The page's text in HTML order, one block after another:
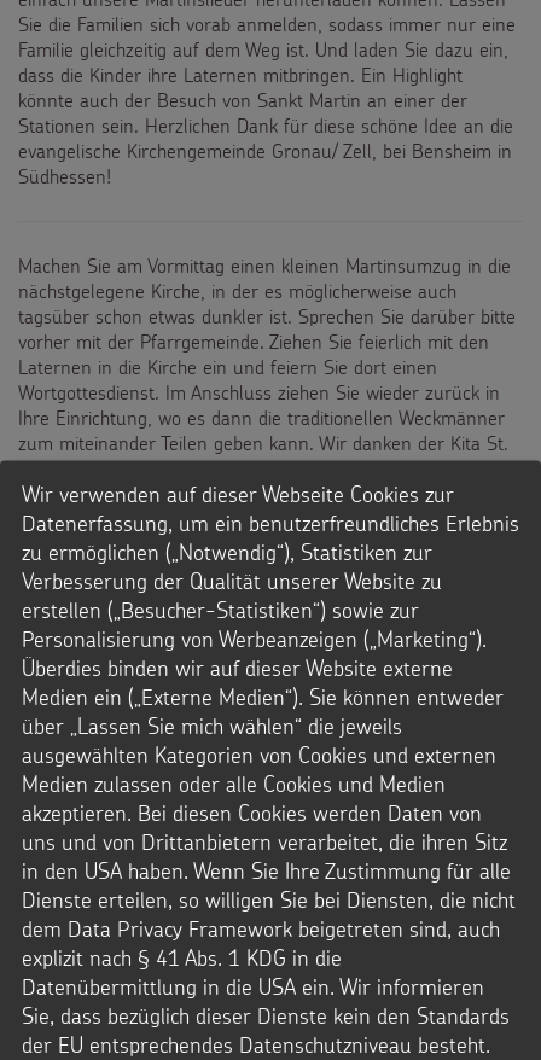
Sie die Familien sich vorab anmelden, sodass immer nur eine
Familie gleichzeitig auf dem Weg ist. Und laden Sie dazu ein,
dass die Kinder ihre Laternen mitbringen. Ein Highlight
könnte auch der Besuch von Sankt Martin an einer der
Stationen sein. Herzlichen Dank für diese schöne Idee an die
evangelische Kirchengemeinde Gronau/ Zell, bei Bensheim in
Südhessen!
Machen Sie am Vormittag einen kleinen Martinsumzug in die
nächstgelegene Kirche, in der es möglicherweise auch
tagsüber schon etwas dunkler ist. Sprechen Sie darüber bitte
vorher mit der Pfarrgemeinde. Ziehen Sie feierlich mit den
Laternen in die Kirche ein und feiern Sie dort einen
Wortgottesdienst. Im Anschluss ziehen Sie wieder zurück in
Ihre Einrichtung, wo es dann die traditionellen Weckmänner
zum miteinander Teilen geben kann. Wir danken der Kita St.
Clemens in Krefeld für diese tolle Idee!
Laden Sie die Kinder am späten Nachmittag ein, in der Kita
vorbeizukommen. Singen Sie im Freien mit ausreichend
Abstand und erzählen Sie die Martinsgeschichte. Vielleicht
kann auch ein Erwachsener im Gewand von Sankt Martin
dazukommen und seine Geschichte erzählen. Diese tolle Idee
haben wir vom Familienzentrum Kita Maria Goretti in
Nideggen – vielen Dank!
Wenn Sie eine Feuerstelle im Garten Ihrer Einrichtung haben,
machen Sie dort ein Martinsfeuer und feiern Sie
gruppenweise mit den Kindern Sankt Martin. Vielleicht haben
Sie genügend Platz und können einen kleinen Martinsumzug
sogar auf dem Außengelände Ihrer Einrichtung machen.
Vielen Dank an das Familienzentrum an der Rur / Kita St.
Rochus in Düren!
Einen schöne Idee, wie Sie im Familien- und Freundeskreis
Wir verwenden auf dieser Webseite Cookies zur
Datenerfassung, um ein benutzerfreundliches Erlebnis
zu ermöglichen („Notwendig“), Statistiken zur
Verbesserung der Qualität unserer Website zu
erstellen („Besucher-Statistiken“) sowie zur
Personalisierung von Werbeanzeigen („Marketing“).
Überdies binden wir auf dieser Website externe
Medien ein („Externe Medien“). Sie können entweder
über „Lassen Sie mich wählen“ die jeweils
ausgewählten Kategorien von Cookies und externen
Medien zulassen oder alle Cookies und Medien
akzeptieren. Bei diesen Cookies werden Daten von
uns und von Drittanbietern verarbeitet, die ihren Sitz
in den USA haben. Wenn Sie Ihre Zustimmung für alle
Dienste erteilen, so willigen Sie bei Diensten, die nicht
dem Data Privacy Framework beigetreten sind, auch
explizit nach § 41 Abs. 1 KDG in die
Datenübermittlung in die USA ein. Wir informieren
Sie, dass bezüglich dieser Dienste kein den Standards
der EU entsprechendes Datenschutzniveau besteht.